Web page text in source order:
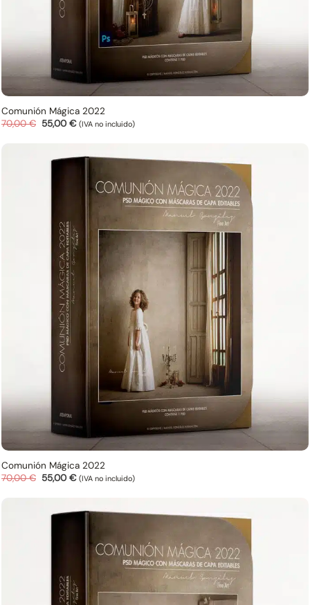
Comunión Mágica 2022
70,00€ El
precio
70,00 €.
55,00€El
precio
55,00 €.
(IVA no incluido)
Comunión Mágica 2022
70,00€ El
precio
70,00 €.
55,00€El
precio
55,00 €.
(IVA no incluido)